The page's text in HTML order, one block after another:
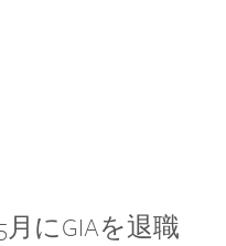
にGIAを退職